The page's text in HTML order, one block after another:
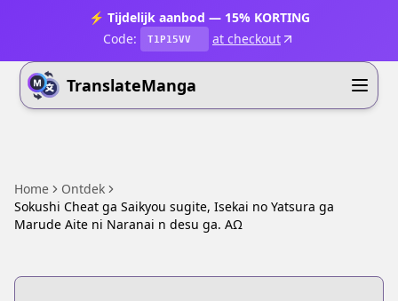
⚡ Tijdelijk aanbod — 15% KORTING
Code:
T1P15VV at checkout
TranslateManga
Home
Ontdek
Sokushi Cheat ga Saikyou sugite, Isekai no Yatsura ga
Marude Aite ni Naranai n desu ga. ΑΩ